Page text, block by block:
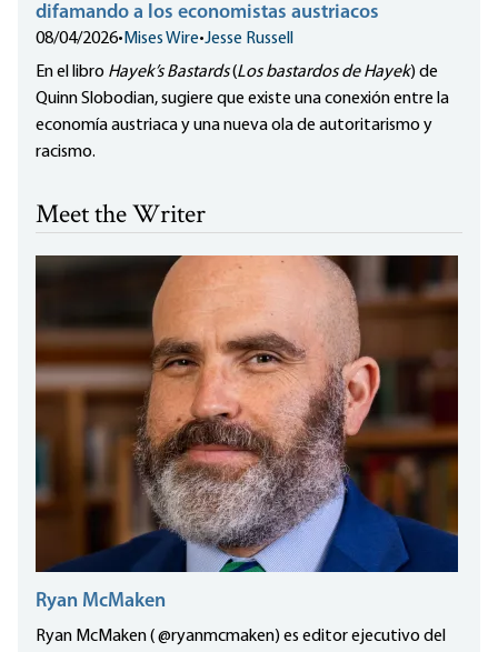
difamando a los economistas austriacos
08/04/2026• Mises Wire•Jesse Russell
En el libro Hayek’s Bastards(Los bastardos de Hayek) de
Quinn Slobodian, sugiere que existe una conexión entre la
economía austriaca y una nueva ola de autoritarismo y
racismo.
Meet the Writer
Ryan McMaken
Ryan McMaken ( @ryanmcmaken) es editor ejecutivo del